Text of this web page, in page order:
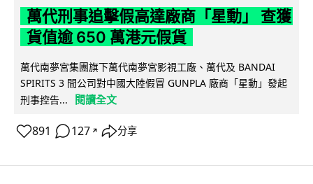
萬代刑事追擊假高達廠商「星動」 查獲
貨值逾 650 萬港元假貨
萬代南夢宮集團旗下萬代南夢宮影視工廠、萬代及 BANDAI
SPIRITS 3 間公司對中國大陸假冒 GUNPLA 廠商「星動」發起
刑事控告...
閱讀全文
891 127 ↗ 分享